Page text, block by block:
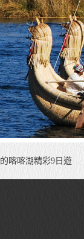
喀喀湖精彩9日遊